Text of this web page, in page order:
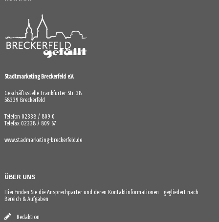
Stadtmarketing Breckerfeld e.V.
Geschäftsstelle Frankfurter Str. 38
58339 Breckerfeld
Telefon 02338 / 809 0
Telefax 02338 / 809 67
www.stadmarketing-breckerfeld.de
ÜBER UNS
Hier finden Sie die Ansprechparter und deren Kontaktinformationen - gegliedert nach
Bereich & Aufgaben
Redaktion